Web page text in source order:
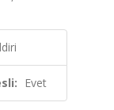
Evet